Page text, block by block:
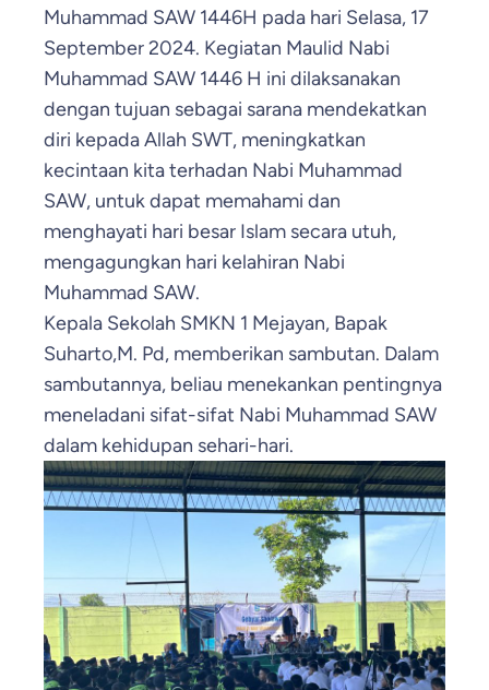
Muhammad SAW 1446H pada hari Selasa, 17
September 2024. Kegiatan Maulid Nabi
Muhammad SAW 1446 H ini dilaksanakan
dengan tujuan sebagai sarana mendekatkan
diri kepada Allah SWT, meningkatkan
kecintaan kita terhadan Nabi Muhammad
SAW, untuk dapat memahami dan
menghayati hari besar Islam secara utuh,
mengagungkan hari kelahiran Nabi
Muhammad SAW.
Kepala Sekolah SMKN 1 Mejayan, Bapak
Suharto,M. Pd, memberikan sambutan. Dalam
sambutannya, beliau menekankan pentingnya
meneladani sifat-sifat Nabi Muhammad SAW
dalam kehidupan sehari-hari.